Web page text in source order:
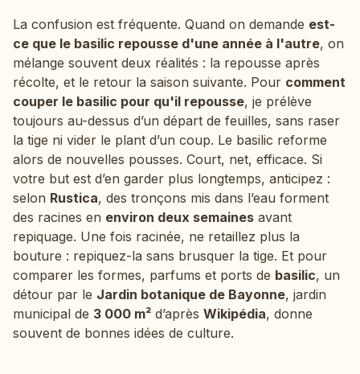
La confusion est fréquente. Quand on demande est-
ce que le basilic repousse d'une année à l'autre, on
mélange souvent deux réalités : la repousse après
récolte, et le retour la saison suivante. Pour comment
couper le basilic pour qu'il repousse, je prélève
toujours au-dessus d’un départ de feuilles, sans raser
la tige ni vider le plant d’un coup. Le basilic reforme
alors de nouvelles pousses. Court, net, efficace. Si
votre but est d’en garder plus longtemps, anticipez :
selon Rustica, des tronçons mis dans l’eau forment
des racines en environ deux semaines avant
repiquage. Une fois racinée, ne retaillez plus la
bouture : repiquez-la sans brusquer la tige. Et pour
comparer les formes, parfums et ports de basilic, un
détour par le Jardin botanique de Bayonne, jardin
municipal de 3 000 m² d’après Wikipédia, donne
souvent de bonnes idées de culture.